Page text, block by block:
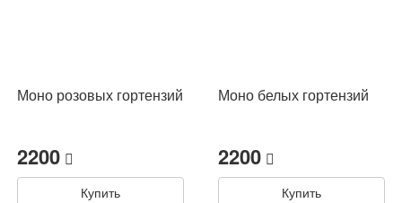
Моно розовых гортензий
2200
Купить
Моно белых гортензий
2200
Купить